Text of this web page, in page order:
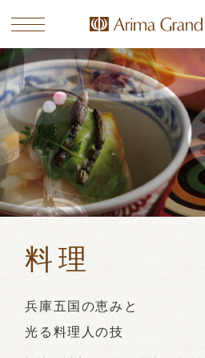
料理
兵庫五国の恵みと
光る料理人の技